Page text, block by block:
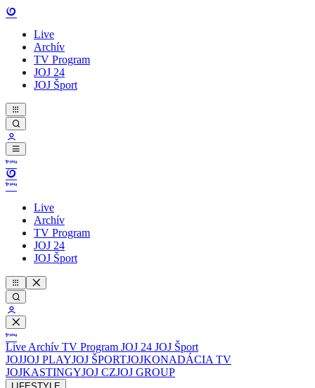
Live
Archív
TV Program
JOJ 24
JOJ Šport
Live
Archív
TV Program
JOJ 24
JOJ Šport
Live Archív TV Program JOJ 24 JOJ Šport
JOJJOJ PLAYJOJ ŠPORTJOJKONADÁCIA TV
JOJKASTINGYJOJ CZJOJ GROUP